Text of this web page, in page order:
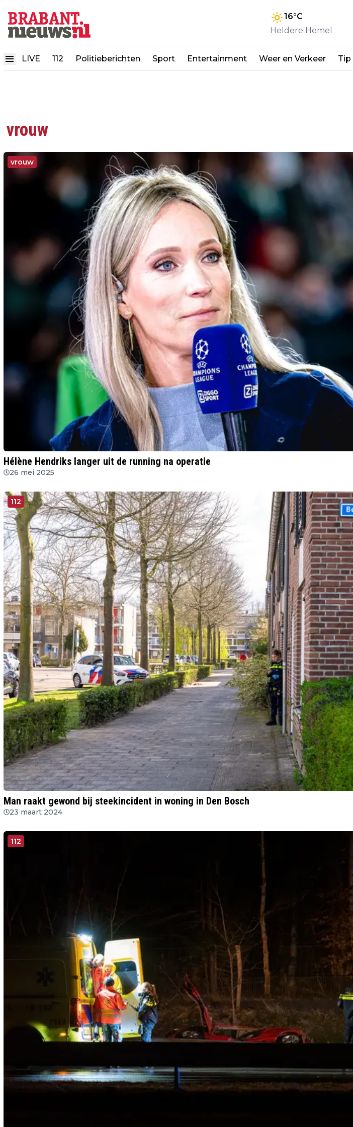
16°C
Heldere Hemel
LIVE 112 Politieberichten Sport Entertainment Weer en Verkeer Tip
vrouw
vrouw
Hélène Hendriks langer uit de running na operatie
26 mei 2025
112
Man raakt gewond bij steekincident in woning in Den Bosch
23 maart 2024
112